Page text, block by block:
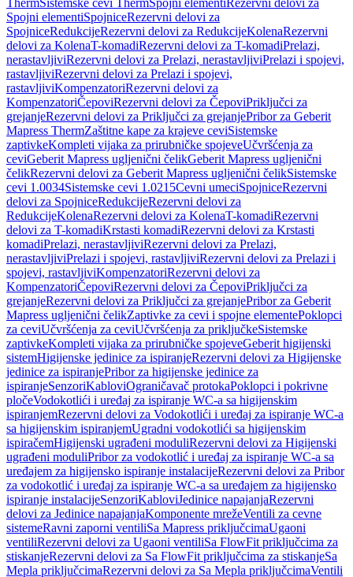
ThermSistemske cevi ThermSpojni elementi Rezervni delovi za
Spojni elementiSpojniceRezervni delovi za
SpojniceRedukcijeRezervni delovi za RedukcijeKolenaRezervni
delovi za KolenaT-komadiRezervni delovi za T-komadiPrelazi,
nerastavljiviRezervni delovi za Prelazi, nerastavljiviPrelazi i spojevi,
rastavljiviRezervni delovi za Prelazi i spojevi,
rastavljiviKompenzatoriRezervni delovi za
KompenzatoriČepoviRezervni delovi za ČepoviPriključci za
grejanjeRezervni delovi za Priključci za grejanjePribor za Geberit
Mapress ThermZaštitne kape za krajeve ceviSistemske
zaptivkeKompleti vijaka za prirubničke spojeveUčvršćenja za
ceviGeberit Mapress ugljenični čelikGeberit Mapress ugljenični
čelikRezervni delovi za Geberit Mapress ugljenični čelikSistemske
cevi 1.0034Sistemske cevi 1.0215Cevni umeciSpojniceRezervni
delovi za SpojniceRedukcijeRezervni delovi za
RedukcijeKolenaRezervni delovi za KolenaT-komadiRezervni
delovi za T-komadiKrstasti komadiRezervni delovi za Krstasti
komadiPrelazi, nerastavljiviRezervni delovi za Prelazi,
nerastavljiviPrelazi i spojevi, rastavljiviRezervni delovi za Prelazi i
spojevi, rastavljiviKompenzatoriRezervni delovi za
KompenzatoriČepoviRezervni delovi za ČepoviPriključci za
grejanjeRezervni delovi za Priključci za grejanjePribor za Geberit
Mapress ugljenični čelikZaptivke za cevi i spojne elementePoklopci
za ceviUčvršćenja za ceviUčvršćenja za priključkeSistemske
zaptivkeKompleti vijaka za prirubničke spojeveGeberit higijenski
sistemHigijenske jedinice za ispiranjeRezervni delovi za Higijenske
jedinice za ispiranjePribor za higijenske jedinice za
ispiranjeSenzoriKabloviOgraničavač protokaPoklopci i pokrivne
pločeVodokotlići i uređaj za ispiranje WC-a sa higijenskim
ispiranjemRezervni delovi za Vodokotlići i uređaj za ispiranje WC-a
sa higijenskim ispiranjemUgradni vodokotlići sa higijenskim
ispiračemHigijenski ugrađeni moduliRezervni delovi za Higijenski
ugrađeni moduliPribor za vodokotlić i uređaj za ispiranje WC-a sa
uređajem za higijensko ispiranje instalacijeRezervni delovi za Pribor
za vodokotlić i uređaj za ispiranje WC-a sa uređajem za higijensko
ispiranje instalacijeSenzoriKabloviJedinice napajanjaRezervni
delovi za Jedinice napajanjaKomponente mrežeVentili za cevne
sistemeRavni zaporni ventiliSa Mapress priključcimaUgaoni
ventiliRezervni delovi za Ugaoni ventiliSa FlowFit priključcima za
stiskanjeRezervni delovi za Sa FlowFit priključcima za stiskanjeSa
Mepla priključcimaRezervni delovi za Sa Mepla priključcimaVentili